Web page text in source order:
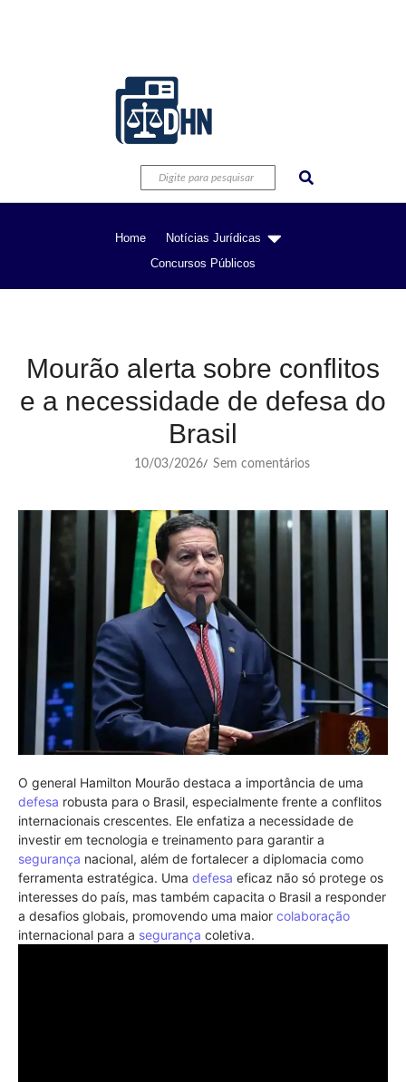
Home
Notícias Jurídicas
Concursos Públicos
Mourão alerta sobre conflitos
e a necessidade de defesa do
Brasil
10/03/2026/ Sem comentários
O general Hamilton Mourão destaca a importância de uma
defesa robusta para o Brasil, especialmente frente a conflitos
internacionais crescentes. Ele enfatiza a necessidade de
investir em tecnologia e treinamento para garantir a
segurança nacional, além de fortalecer a diplomacia como
ferramenta estratégica. Uma defesa eficaz não só protege os
interesses do país, mas também capacita o Brasil a responder
a desafios globais, promovendo uma maior colaboração
internacional para a segurança coletiva.